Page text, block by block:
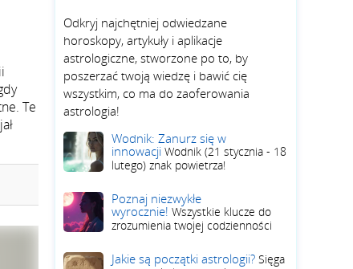
Te
Odkryj najchętniej odwiedzane
horoskopy, artykuły i aplikacje
astrologiczne, stworzone po to, by
poszerzać twoją wiedzę i bawić cię
wszystkim, co ma do zaoferowania
astrologia!
Wodnik: Zanurz się w
innowacji Wodnik (21 stycznia - 18
lutego) znak powietrza!
Poznaj niezwykłe
wyrocznie! Wszystkie klucze do
zrozumienia twojej codzienności
Jakie są początki astrologii? Sięga